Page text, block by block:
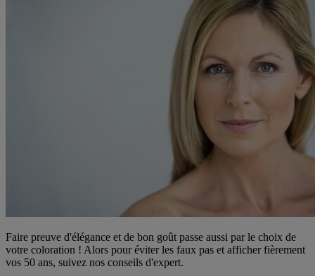
Faire preuve d'élégance et de bon goût passe aussi par le choix de
votre coloration ! Alors pour éviter les faux pas et afficher fièrement
vos 50 ans, suivez nos conseils d'expert.